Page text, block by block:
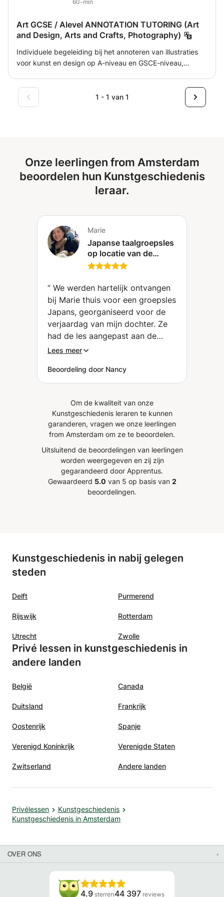
Liefhebbers van kunst, geschiedenis of cultuur. -
Studenten met behoefte aan conversatietraining
geïntegreerd met culturele verdieping. - Iedereen die
Spaans praktisch wil toepassen in relevante contexten.
60-min
Art GCSE / Alevel ANNOTATION TUTORING (Art
and Design, Arts and Crafts, Photography)
Individuele begeleiding bij het annoteren van illustraties
voor kunst en design op A-niveau en GSCE-niveau,
technische annotaties -Cursusaantekening -Algemeen
begrip van hoe u een kunstwerk annoteert Momenteel
1 - 1 van 1
Onze leerlingen from Amsterdam
beoordelen hun Kunstgeschiedenis
leraar.
Marie
Japanse taalgroepsles
op locatie van de
student in de regio
“ We werden hartelijk ontvangen
bij Marie thuis voor een groepsles
Japans, georganiseerd voor de
verjaardag van mijn dochter. Ze
had de les aangepast aan de
interesse (manga) en verjaardag
duidelijk van opbouw en een erg
leuke manier om kennis te maken
gebruiken. Twee van de drie
meiden zouden het leuk vinden
om na deze les online door te
Marie. ”
Lees meer
Beoordeling door Nancy
Om de kwaliteit van onze
Kunstgeschiedenis leraren te kunnen
garanderen, vragen we onze leerlingen
from Amsterdam om ze te beoordelen.
Uitsluitend de beoordelingen van leerlingen
worden weergegeven en zij zijn
gegarandeerd door Apprentus.
Gewaardeerd 5.0 van 5 op basis van 2
beoordelingen.
Kunstgeschiedenis in nabij gelegen
steden
Delft Purmerend
Rijswijk Rotterdam
Utrecht Zwolle
Privé lessen in kunstgeschiedenis in
andere landen
België Canada
Duitsland Frankrijk
Oostenrijk Spanje
Verenigd Koninkrijk Verenigde Staten
Zwitserland Andere landen
Privélessen
Kunstgeschiedenis
Kunstgeschiedenis in Amsterdam
OVER ONS
4.9 sterren 44 397 reviews